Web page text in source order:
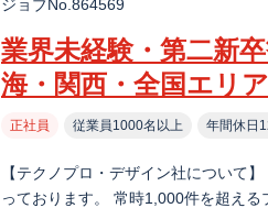
ジョブNo.864569
業界未経験・第二新
海・関西・全国エリ
正社員 従業員1000名以上 年間休日
【テクノプロ・デザイン社について
っております。 常時1,000件を超え